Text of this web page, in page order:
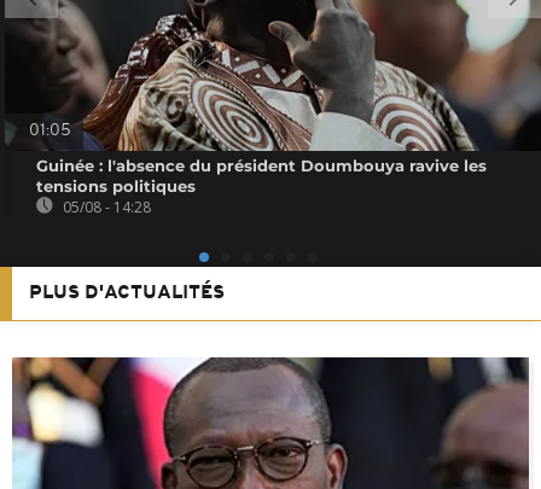
01:05
Guinée : l'absence du président Doumbouya ravive les
tensions politiques
05/08 - 14:28
PLUS D'ACTUALITÉS